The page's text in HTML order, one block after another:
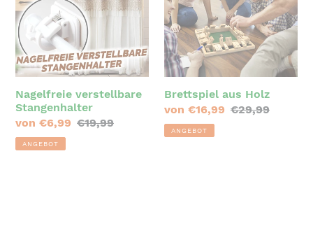
Nagelfreie verstellbare
Stangenhalter
Sonderpreis
von €6,99 Normaler
€19,99
ANGEBOT
Brettspiel aus Holz
Sonderpreis
von €16,99 Normaler
€29,99
ANGEBOT